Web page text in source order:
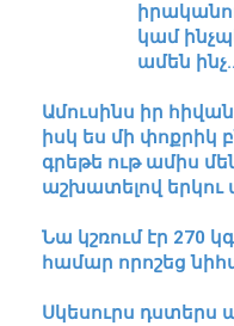
կամ
ամեն
Ամուսինս իր
իսկ ես մի
գրեթե ութ ամիս
աշխատելով երկու
Նա կշռում էր 270
համար որոշեց
Սկեսուրս դստերս